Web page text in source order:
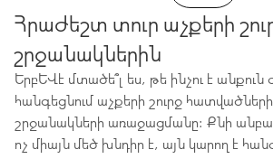
Հրաժեշտ տուր աչքերի
շրջանակներին
Երբևէ մտածե՞լ ես, թե ինչու է անքուն
հանգեցնում աչքերի շուրջ հատվածների
շրջանակների առաջացմանը: Քնի
ոչ միայն մեծ խնդիր է, այն կարող է